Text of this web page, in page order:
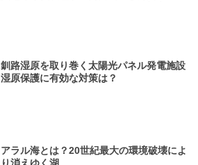
釧路湿原を取り巻く太陽光パネル発電施設
湿原保護に有効な対策は？
アラル海とは？20世紀最大の環境破壊によ
り消えゆく湖